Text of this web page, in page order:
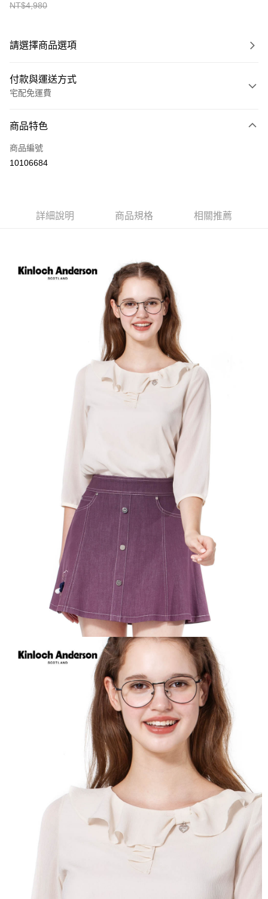
NT$4,980
請選擇商品選項
付款與運送方式
宅配免運費
信用卡一次付款
LINE Pay
運送方式
每筆NT$60，滿NT$1,000(含以上)免運費
每筆NT$60，滿NT$1,000(含以上)免運費
商品特色
商品編號
10106684
詳細說明 商品規格 相關推薦